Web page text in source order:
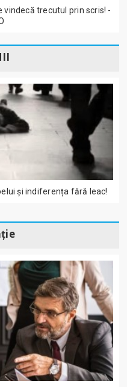
vindecă trecutul prin scris! -
și indiferența fără leac!